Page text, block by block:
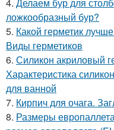
4. Делаем бур для
ложкообразный бур?
5. Какой герметик
Виды герметиков
6. Силикон акриловый
Характеристика
для ванной
7. Кирпич для очага.
8. Размеры